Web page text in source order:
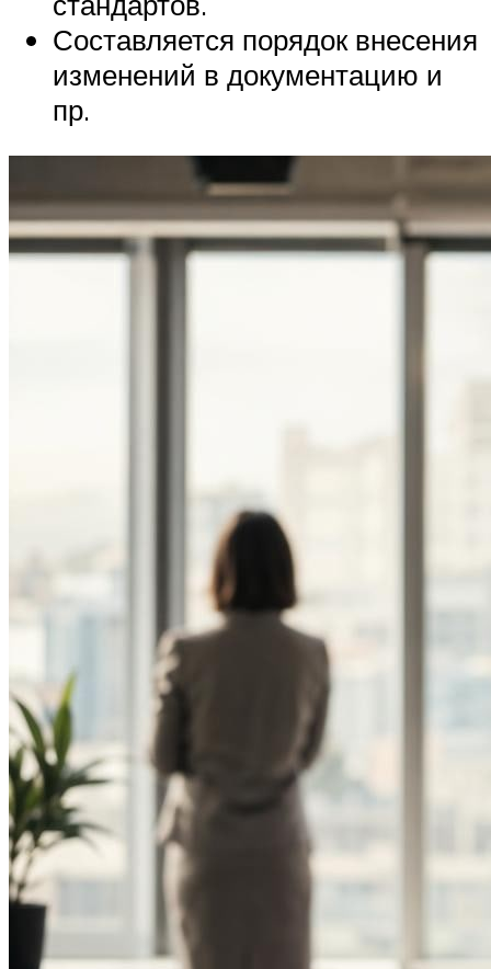
Составляется порядок внесения
изменений в документацию и
пр.